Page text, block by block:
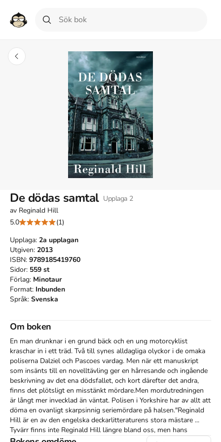
De dödas samtal Upplaga 2
av Reginald Hill
5.0
(1)
Upplaga: 2a upplagan
Utgiven: 2013
ISBN: 9789185419760
Sidor: 559 st
Förlag: Minotaur
Format: Inbunden
Språk: Svenska
Om boken
En man drunknar i en grund bäck och en ung motorcyklist
kraschar in i ett träd. Två till synes alldagliga olyckor i de omaka
poliserna Dalziel och Pascoes vardag. Men när ett manuskript
som insänts till en novelltävling ger en hårresande och ingående
beskrivning av det ena dödsfallet, och kort därefter det andra,
finns det plötsligt en misstänkt mördare.Men mordutredningen
är långt mer invecklad än väntat. Polisen i Yorkshire har av allt att
döma en ovanligt skarpsinnig seriemördare på halsen."Reginald
Hill är en av den engelska deckarlitteraturens stora mästare ...
Tyvärr finns inte Reginald Hill längre bland oss, men hans
romaner utgör ett bestående monument och kommer att